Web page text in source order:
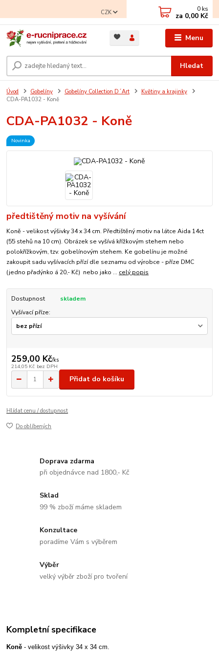
Menu
CZK
Hledat
0 ks
za 0,00 Kč
Úvod Gobelíny Gobelíny Collection D´Art
Květiny a krajinky
CDA-PA1032 - Koně
CDA-PA1032 - Koně
Novinka
předtištěný motiv na vyšívání
Koně - velikost výšivky 34 x 34 cm. Předtištěný motiv na látce Aida 14ct
(55 stehů na 10 cm). Obrázek se vyšívá křížkovým stehem nebo
polokřížkovým, tzv. gobelínovým stehem. Ke gobelínu je možné
zakoupit sadu vyšívacích přízí dle seznamu od výrobce - příze DMC
(jedno přadýnko á 20,- Kč) nebo jako ... celý popis
Dostupnost
skladem
Vyšívací příze:
259,00 Kč/ks
214,05 Kč bez DPH
Přidat do košíku
Hlídat cenu / dostupnost
Do oblíbených
Doprava zdarma
při objednávce nad 1800,- Kč
Sklad
99 % zboží máme skladem
Konzultace
poradíme Vám s výběrem
Výběr
velký výběr zboží pro tvoření
Kompletní specifikace
Koně - velikost výšivky 34 x 34 cm.